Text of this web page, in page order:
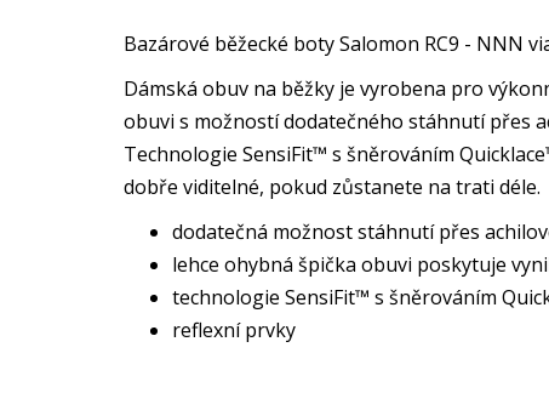
Bazárové běžecké boty Salomon RC9 - NNN
Dámská obuv na běžky je vyrobena pro
obuvi s možností dodatečného stáhnutí přes
Technologie SensiFit™ s šněrováním
dobře viditelné, pokud zůstanete na trati déle.
dodatečná možnost stáhnutí přes
lehce ohybná špička obuvi poskytuje
technologie SensiFit™ s šněrováním
reflexní prvky